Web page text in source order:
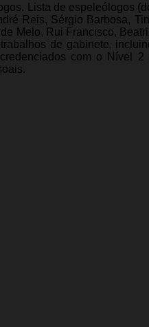
Lista de espeleólogos
Reis, Sérgio Barbosa,
Melo, Rui Francisco,
de gabinete,
com o Nível 2